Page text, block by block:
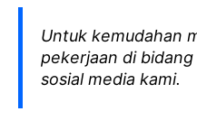
Untuk kemudahan
pekerjaan di
sosial media kami.